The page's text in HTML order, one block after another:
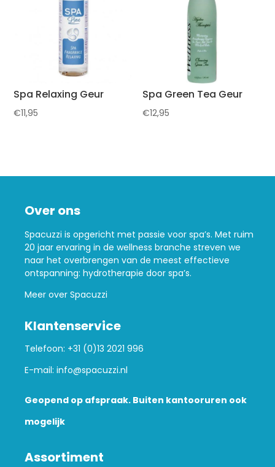
Spa Relaxing Geur
€11,95
Spa Green Tea Geur
€12,95
Over ons
Spacuzzi is opgericht met passie voor spa’s. Met ruim
20 jaar ervaring in de wellness branche streven we
naar het overbrengen van de meest effectieve
ontspanning: hydrotherapie door spa’s.
Meer over Spacuzzi
Klantenservice
Telefoon: +31 (0)13 2021 996
E-mail: info@spacuzzi.nl
Geopend op afspraak. Buiten kantooruren ook
mogelijk
Assortiment